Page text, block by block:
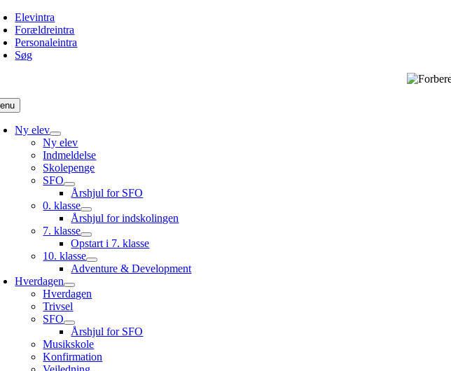
Skip
to
content
Elevintra
Forældreintra
Personaleintra
Søg
Ny elev
Ny elev
Indmeldelse
Skolepenge
SFO
Årshjul for SFO
0. klasse
Årshjul for indskolingen
7. klasse
Opstart i 7. klasse
10. klasse
Adventure & Development
Hverdagen
Hverdagen
Trivsel
SFO
Årshjul for SFO
Musikskole
Konfirmation